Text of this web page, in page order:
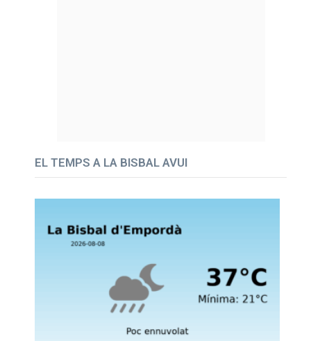
EL TEMPS A LA BISBAL AVUI